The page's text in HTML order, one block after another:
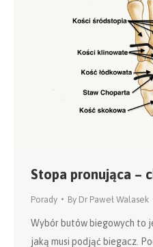
Stopa pronująca –
Porady By Dr Paweł Walasek
Wybór butów biegowych to
jaką musi podjąć biegacz.